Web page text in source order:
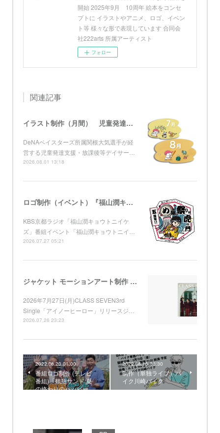
開始 2025年9月 10周年 絵本をコンセ
プトに イラストやアニメ、ロゴ、イベン
ト等 様々な形で表現しています 合同会
社222arts 所属アーティスト
フォロー
関連記事
イラスト制作（月間） 児童発達支援・放課後等デイサービス グローブ
DeNAベイスターズ所属関根大気選手が経
営する児童発達支援・放課後等デイサー…
2026.08.01 13:18
ロゴ制作（イベント）『福山潤キョウトニイケズ ～五周年！め組の祭りは虎ノ門』 KBS京都
KBS京都ラジオ「福山潤キョウトニイケ
ズ」番組イベント「福山潤キョウトニイ…
2026.07.27 05:21
ジャケット モーションアート制作 （Apple Music) CLASS SEVEN 3rd Single「アイノーヒーロー」
2026年7月27日(月)CLASS SEVEN3rd
Single「アイノーヒーロー」リリースジ…
2026.07.26 23:23
2022.08.20 01:00
番組ロゴ制作 (テレビ
番組)「鶴瓶サンド 夏
の終わりのハッピー…
2022.08.15 08:30
制作（単独ライブ）バ
イク川崎バイク